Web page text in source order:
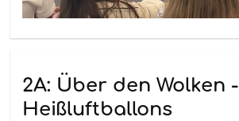
2A: Über den Wolken -
Heißluftballons